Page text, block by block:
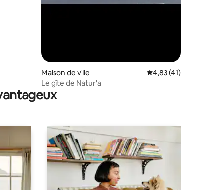
Maison de ville Évaluation moyenne
4,83 (41)
Le gîte de Natur'a